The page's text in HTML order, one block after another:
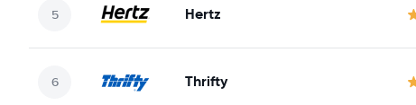
Hertz
Thrifty